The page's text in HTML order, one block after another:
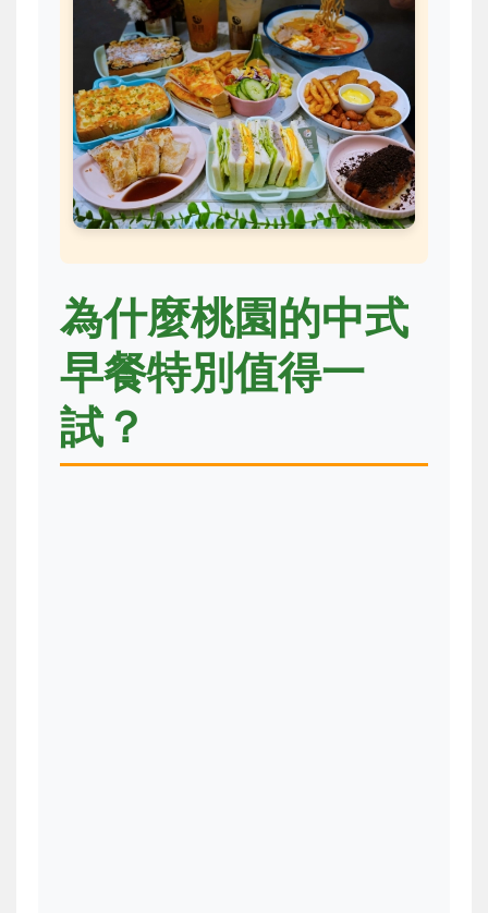
為什麼桃園的中式
早餐特別值得一
試？